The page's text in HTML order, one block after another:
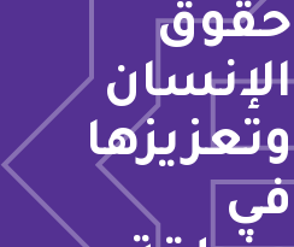
حقوق
الإنسان
وتعزيزها
في